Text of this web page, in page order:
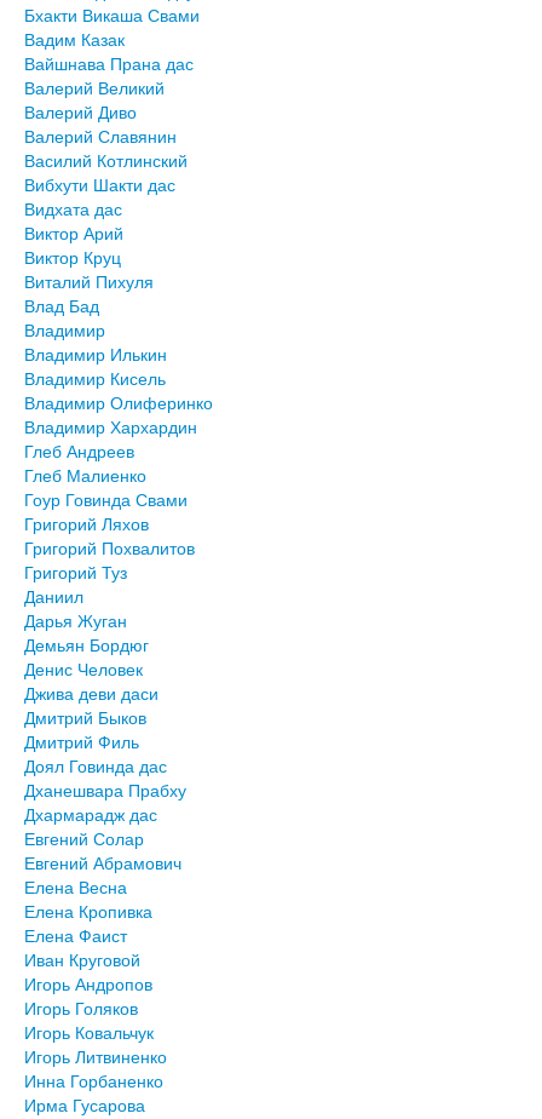
Бхакти Викаша Свами
Вадим Казак
Вайшнава Прана дас
Валерий Великий
Валерий Диво
Валерий Славянин
Василий Котлинский
Вибхути Шакти дас
Видхата дас
Виктор Арий
Виктор Круц
Виталий Пихуля
Влад Бад
Владимир
Владимир Илькин
Владимир Кисель
Владимир Олиферинко
Владимир Хархардин
Глеб Андреев
Глеб Малиенко
Гоур Говинда Свами
Григорий Ляхов
Григорий Похвалитов
Григорий Туз
Даниил
Дарья Жуган
Демьян Бордюг
Денис Человек
Джива деви даси
Дмитрий Быков
Дмитрий Филь
Доял Говинда дас
Дханешвара Прабху
Дхармарадж дас
Евгений Солар
Евгений Абрамович
Елена Весна
Елена Кропивка
Елена Фаист
Иван Круговой
Игорь Андропов
Игорь Голяков
Игорь Ковальчук
Игорь Литвиненко
Инна Горбаненко
Ирма Гусарова